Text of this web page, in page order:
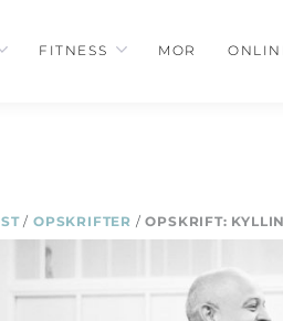
FITNESS MOR
/ OPSKRIFTER /OPSKRIFT: